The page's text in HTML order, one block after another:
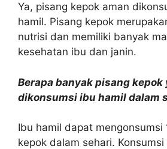
Ya, pisang kepok aman
hamil. Pisang kepok
nutrisi dan memiliki banyak
kesehatan ibu dan janin.
Berapa banyak pisang kepok
dikonsumsi ibu hamil dalam
Ibu hamil dapat mengonsumsi
kepok dalam sehari.